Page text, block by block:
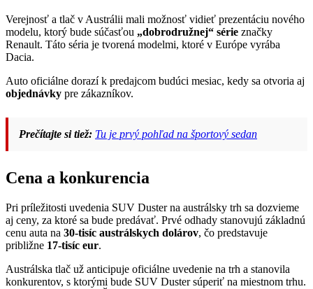
Verejnosť a tlač v Austrálii mali možnosť vidieť prezentáciu nového
modelu, ktorý bude súčasťou „dobrodružnej“ série značky
Renault. Táto séria je tvorená modelmi, ktoré v Európe vyrába
Dacia.
Auto oficiálne dorazí k predajcom budúci mesiac, kedy sa otvoria aj
objednávky pre zákazníkov.
Prečítajte si tiež: Tu je prvý pohľad na športový sedan
Cena a konkurencia
Pri príležitosti uvedenia SUV Duster na austrálsky trh sa dozvieme
aj ceny, za ktoré sa bude predávať. Prvé odhady stanovujú základnú
cenu auta na 30-tisíc austrálskych dolárov, čo predstavuje
približne 17-tisíc eur.
Austrálska tlač už anticipuje oficiálne uvedenie na trh a stanovila
konkurentov, s ktorými bude SUV Duster súperiť na miestnom trhu.